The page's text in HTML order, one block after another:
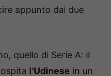
appunto dai due
quello di Serie A: il
l’Udinese in un